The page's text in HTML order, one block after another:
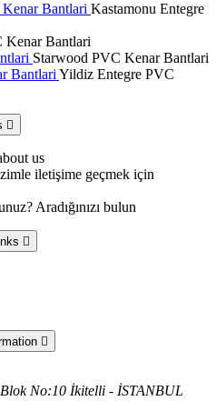
Bantlari Kastamonu Entegre
Kenar Bantlari
Starwood PVC Kenar Bantlari
Bantlari Yildiz Entegre PVC

us
iletişime geçmek için
Aradığınızı bulun


No:10 İkitelli - İSTANBUL